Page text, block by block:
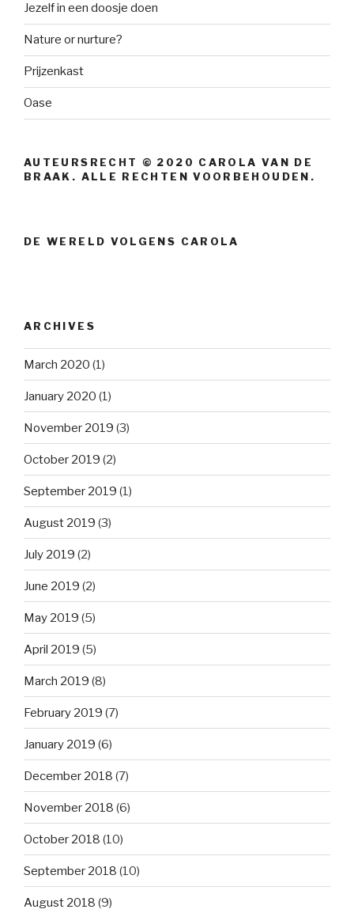
Jezelf in een doosje doen
Nature or nurture?
Prijzenkast
Oase
AUTEURSRECHT © 2020 CAROLA VAN DE
BRAAK. ALLE RECHTEN VOORBEHOUDEN.
DE WERELD VOLGENS CAROLA
ARCHIVES
March 2020 (1)
January 2020 (1)
November 2019 (3)
October 2019 (2)
September 2019 (1)
August 2019 (3)
July 2019 (2)
June 2019 (2)
May 2019 (5)
April 2019 (5)
March 2019 (8)
February 2019 (7)
January 2019 (6)
December 2018 (7)
November 2018 (6)
October 2018 (10)
September 2018 (10)
August 2018 (9)